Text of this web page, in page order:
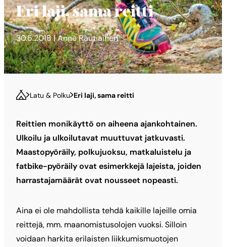
Eri laji, sama reitti
30.5.2018 | Anne Rautiainen
Latu & Polku Eri laji, sama reitti
Reittien monikäyttö on aiheena ajankohtainen.
Ulkoilu ja ulkoilutavat muuttuvat jatkuvasti.
Maastopyöräily, polkujuoksu, matkaluistelu ja
fatbike-pyöräily ovat esimerkkejä lajeista, joiden
harrastajamäärät ovat nousseet nopeasti.
Aina ei ole mahdollista tehdä kaikille lajeille omia
reittejä, mm. maanomistusolojen vuoksi. Silloin
voidaan harkita erilaisten liikkumismuotojen